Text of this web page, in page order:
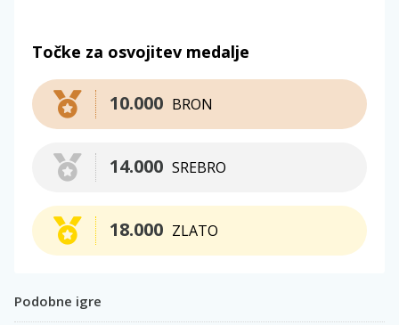
Točke za osvojitev medalje
BRON
10.000
SREBRO
14.000
ZLATO
18.000
Podobne igre